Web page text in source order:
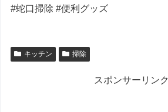
#蛇口掃除 #便利グッズ
キッチン 掃除
スポンサーリンク